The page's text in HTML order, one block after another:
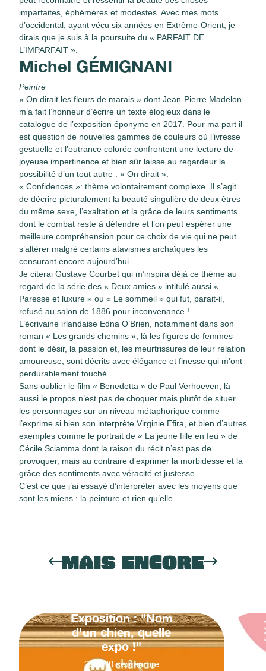
imparfaites, éphémères et modestes. Avec mes mots
d’occidental, ayant vécu six années en Extrême-Orient, je
dirais que je suis à la poursuite du « PARFAIT DE
L’IMPARFAIT ».
Michel GÉMIGNANI
Peintre
« On dirait les fleurs de marais » dont Jean-Pierre Madelon
m’a fait l’honneur d’écrire un texte élogieux dans le
catalogue de l’exposition éponyme en 2017. Pour ma part il
est question de nouvelles gammes de couleurs où l’ivresse
gestuelle et l’outrance colorée confrontent une lecture de
joyeuse impertinence et bien sûr laisse au regardeur la
possibilité d’un tout autre : « On dirait ».
« Confidences »: thème volontairement complexe. Il s’agit
de décrire picturalement la beauté singulière de deux êtres
du même sexe, l’exaltation et la grâce de leurs sentiments
dont le combat reste à défendre et l’on peut espérer une
meilleure compréhension pour ce choix de vie qui ne peut
s’altérer malgré certains atavismes archaïques les
censurant encore aujourd’hui.
Je citerai Gustave Courbet qui m’inspira déjà ce thème au
regard de la série des « Deux amies » intitulé aussi «
Paresse et luxure » ou « Le sommeil » qui fut, parait-il,
refusé au salon de 1886 pour inconvenance !…
L’écrivaine irlandaise Edna O’Brien, notamment dans son
roman « Les grands chemins », là les figures de femmes
dont le désir, la passion et, les meurtrissures de leur relation
amoureuse, sont décrits avec élégance et finesse qui m’ont
perdurablement touché.
Sans oublier le film « Benedetta » de Paul Verhoeven, là
aussi le propos n’est pas de choquer mais plutôt de situer
les personnages sur un niveau métaphorique comme
l’exprime si bien son interprète Virginie Efira, et bien d’autres
exemples comme le portrait de « La jeune fille en feu » de
Cécile Sciamma dont la raison du récit n’est pas de
provoquer, mais au contraire d’exprimer la morbidesse et la
grâce des sentiments avec véracité et justesse.
C’est ce que j’ai essayé d’interpréter avec les moyens que
sont les miens : la peinture et rien qu’elle.
MAIS ENCORE
Exposition : "Nom
d'un chien, quelle
expo !"
20 30 septembre